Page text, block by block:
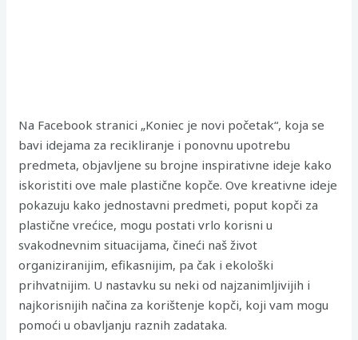
Na Facebook stranici „Koniec je novi početak“, koja se
bavi idejama za recikliranje i ponovnu upotrebu
predmeta, objavljene su brojne inspirativne ideje kako
iskoristiti ove male plastične kopče. Ove kreativne ideje
pokazuju kako jednostavni predmeti, poput kopči za
plastične vrećice, mogu postati vrlo korisni u
svakodnevnim situacijama, čineći naš život
organiziranijim, efikasnijim, pa čak i ekološki
prihvatnijim. U nastavku su neki od najzanimljivijih i
najkorisnijih načina za korištenje kopči, koji vam mogu
pomoći u obavljanju raznih zadataka.